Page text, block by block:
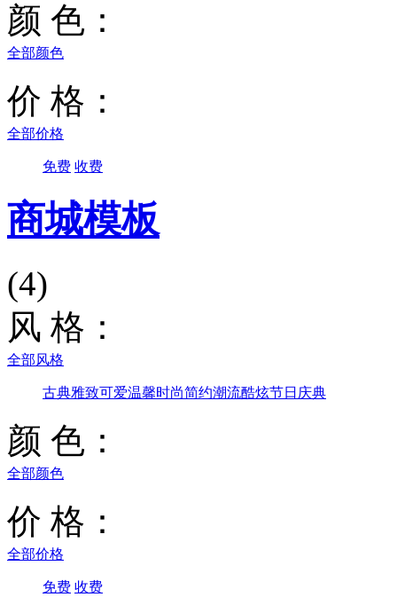
颜 色：
全部颜色
价 格：
全部价格
免费 收费
商城模板
(4)
风 格：
全部风格
古典雅致可爱温馨时尚简约潮流酷炫节日庆典
颜 色：
全部颜色
价 格：
全部价格
免费 收费